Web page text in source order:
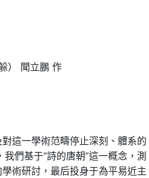
） 聞立鵬 作
這一學術范疇停止深刻、體系的
們基于“詩的唐朝”這一概念，測
術研討，最后投身于為平易近主